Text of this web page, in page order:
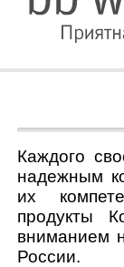
Каждого
надежным
их
продукты
вниманием
России.